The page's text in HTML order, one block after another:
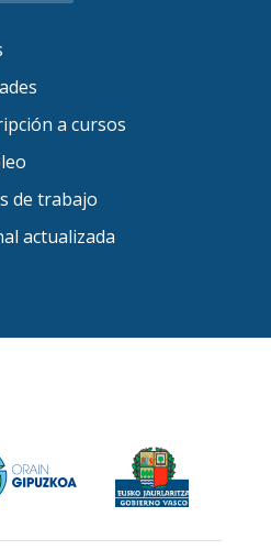
a cursos
de trabajo
actualizada